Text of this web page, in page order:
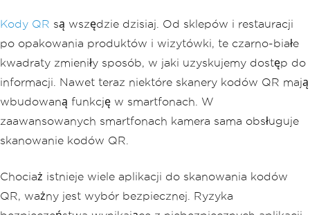
Kody QR są wszędzie dzisiaj. Od sklepów i restauracji
po opakowania produktów i wizytówki, te czarno-białe
kwadraty zmieniły sposób, w jaki uzyskujemy dostęp do
informacji. Nawet teraz niektóre skanery kodów QR mają
wbudowaną funkcję w smartfonach. W
zaawansowanych smartfonach kamera sama obsługuje
skanowanie kodów QR.
Chociaż istnieje wiele aplikacji do skanowania kodów
QR, ważny jest wybór bezpiecznej. Ryzyka